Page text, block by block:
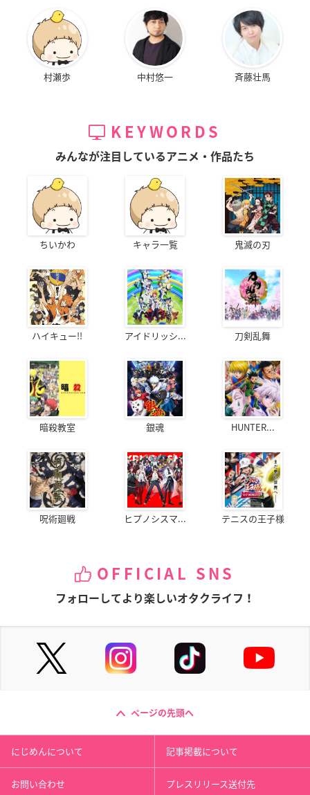
村瀬歩 中村悠一 斉藤壮馬
KEYWORDS
みんなが注目しているアニメ・作品たち
ちいかわ キャラ一覧 鬼滅の刃
ハイキュー!! アイドリッシ... 刀剣乱舞
暗殺教室 銀魂 HUNTER...
呪術廻戦 ヒプノシスマ... テニスの王子様
OFFICIAL SNS
フォローしてより楽しいオタクライフ！
ページの先頭へ
にじめんについて 記事掲載について
お問い合わせ プレスリリース送付先